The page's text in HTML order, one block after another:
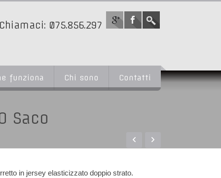
075.856.297
funziona Chi sono Contatti
Saco
in jersey elasticizzato doppio strato.